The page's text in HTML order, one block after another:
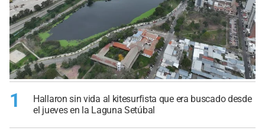
1
Hallaron sin vida al kitesurfista que era buscado desde
el jueves en la Laguna Setúbal